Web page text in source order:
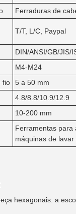
Ferraduras de
T/T, L/C, Paypal
DIN/ANSI/GB/JIS/
M4-M24
fio
5 a 50 mm
4.8/8.8/10.9/12.9
10-200 mm
Ferramentas para
máquinas de
hexagonais: a